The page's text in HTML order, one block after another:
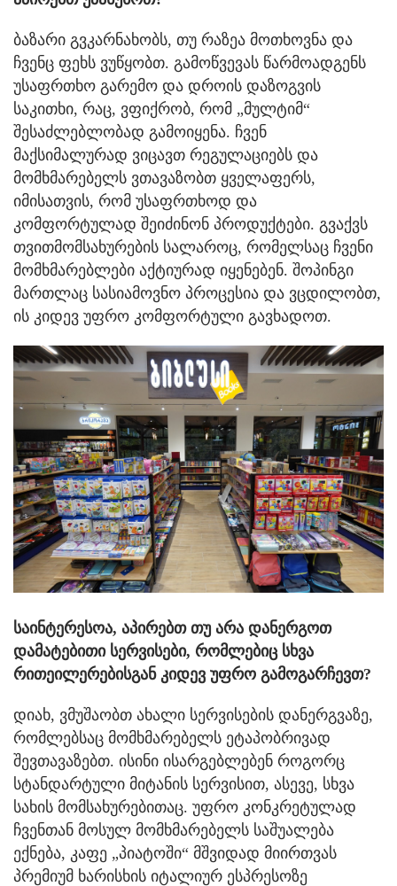
ბაზარი გვკარნახობს, თუ რაზეა მოთხოვნა და
ჩვენც ფეხს ვუწყობთ. გამოწვევას წარმოადგენს
უსაფრთხო გარემო და დროის დაზოგვის
საკითხი, რაც, ვფიქრობ, რომ „მულტიმ“
შესაძლებლობად გამოიყენა. ჩვენ
მაქსიმალურად ვიცავთ რეგულაციებს და
მომხმარებელს ვთავაზობთ ყველაფერს,
იმისათვის, რომ უსაფრთხოდ და
კომფორტულად შეიძინონ პროდუქტები. გვაქვს
თვითმომსახურების სალაროც, რომელსაც ჩვენი
მომხმარებლები აქტიურად იყენებენ. შოპინგი
მართლაც სასიამოვნო პროცესია და ვცდილობთ,
ის კიდევ უფრო კომფორტული გავხადოთ.
საინტერესოა, აპირებთ თუ არა დანერგოთ
დამატებითი სერვისები, რომლებიც სხვა
რითეილერებისგან კიდევ უფრო გამოგარჩევთ?
დიახ, ვმუშაობთ ახალი სერვისების დანერგვაზე,
რომლებსაც მომხმარებელს ეტაპობრივად
შევთავაზებთ. ისინი ისარგებლებენ როგორც
სტანდარტული მიტანის სერვისით, ასევე, სხვა
სახის მომსახურებითაც. უფრო კონკრეტულად
ჩვენთან მოსულ მომხმარებელს საშუალება
ექნება, კაფე „პიატოში“ მშვიდად მიირთვას
პრემიუმ ხარისხის იტალიურ ესპრესოზე